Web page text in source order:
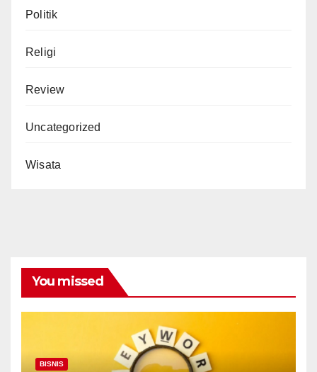
Politik
Religi
Review
Uncategorized
Wisata
You missed
BISNIS